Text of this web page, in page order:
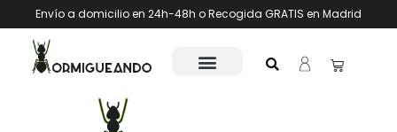
Envío a domicilio en 24h-48h o Recogida GRATIS en Madrid